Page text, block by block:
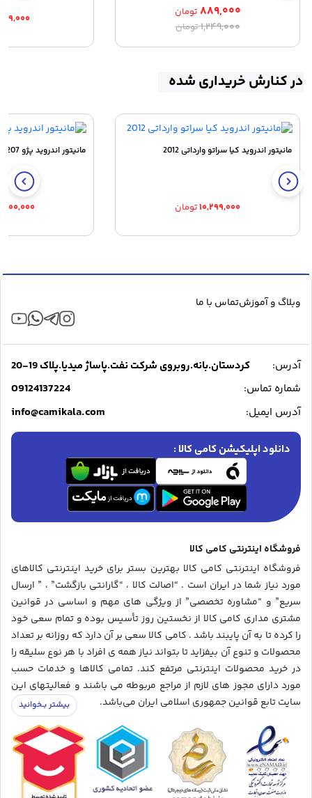
۱,۲۴۹,۰۰۰تومانقیمت
۱,۲۴۹,۰۰۰ تومان
۸۸۹,۰۰۰ تومان
قیمت
۸۸۹,۰۰۰ تومان.
در کنارش خریداری شده
مانیتور اندروید کیا سراتو وارداتی 2012
۱۰,۲۹۹,۰۰۰تومان
مانیتور اندروید پژو 207
وبلاگ و آموزشتماس با ما
آدرس:
کردستان.بانه.روبروی شرکت نفت.پاساژ میدیا.پلاک 19-20
شماره تماس:
09124137224
آدرس ایمیل: info@camikala.com
دانلود اپلیکیشن کامی کالا :
فروشگاه اینترنتی کامی کالا
فروشگاه اینترنتی کامی کالا بهترین بستر برای خرید اینترنتی کالاهای
مورد نیاز شما در ایران است . “اصالت کالا ، “گارانتی بازگشت” ، ” ارسال
سریع” و “مشاوره تخصصی” از ویژگی های مهم و اساسی در قوانین
مشتری مداری کامی کالا از نخستین روز تأسیس بوده و تمام سعی خود
را کرده تا به آن پایبند باشد . کامی کالا سعی بر آن دارد که روزانه بر تعداد
محصولات و تنوع آن بیفزاید تا بتواند نیاز همه ی افراد با هر نوع سلیقه را
در خرید محصولات اینترنتی مرتفع کند. تمامی کالاها و خدمات حسب
مورد دارای مجوز های لازم از مراجع مربوطه می باشند و فعالیتهای این
سایت تابع قوانین جمهوری اسلامی ایران می‌باشد.